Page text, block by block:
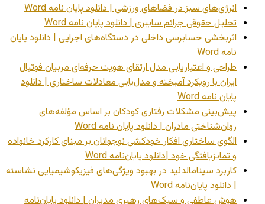
انرژی‌های سبز در فضاهای ورزشی | دانلود پایان نامه Word
تحلیل حقوقی جرائم سایبری | دانلود پایان نامه Word
اثربخشی حسابرسی داخلی در دستگاه‌های اجرایی | دانلود پایان
نامه Word
طراحی و اعتباریابی مدل ارتقای هویت حرفه‌ای مربیان فوتبال
ایران با رویکرد آمیخته و مدل‌یابی معادلات ساختاری | دانلود
پایان نامه Word
پیش‌بینی مشکلات رفتاری کودکان بر اساس مؤلفه‌های
روان‌شناختی مادران | دانلود پایان نامه Word
الگوی ساختاری افکار خودکشی نوجوانان بر مبنای کارکرد خانواده
و تمایزیافتگی خود |دانلود پایان‌نامه Word
کاربرد سینامالدئید در بهبود ویژگی‌های فیزیکوشیمیایی نشاسته
| دانلود پایان‌نامه Word
هوش عاطفی و سبک‌های رهبری مدیران | دانلود پایان‌نامه